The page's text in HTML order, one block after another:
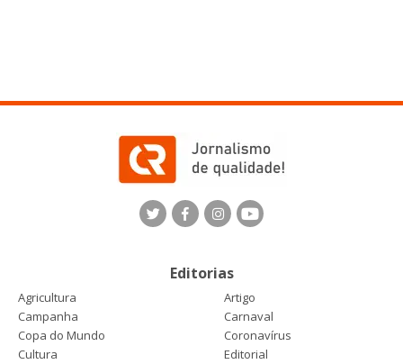
Editorias
Agricultura
Artigo
Campanha
Carnaval
Copa do Mundo
Coronavírus
Cultura
Editorial